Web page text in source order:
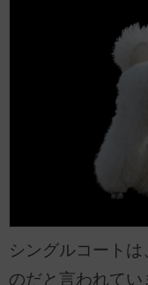
シングルコート
のだと言われてい